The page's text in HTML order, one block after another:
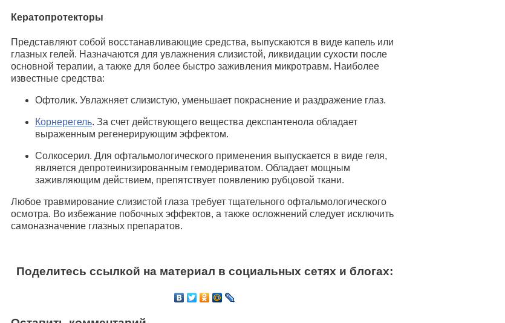
Кератопротекторы
Представляют собой восстанавливающие средства, выпускаются в виде капель или
глазных гелей. Назначаются для увлажнения слизистой, ликвидации сухости после
основной терапии, а также для более быстро заживления микротравм. Наиболее
известные средства:
Офтолик. Увлажняет слизистую, уменьшает покраснение и раздражение глаз.
Корнерегель. За счет действующего вещества декспантенола обладает
выраженным регенерирующим эффектом.
Солкосерил. Для офтальмологического применения выпускается в виде геля,
является депротеинизированным гемодериватом. Обладает мощным
заживляющим действием, препятствует появлению рубцовой ткани.
Любое травмирование слизистой глаза требует тщательного офтальмологического
осмотра. Во избежание побочных эффектов, а также осложнений следует исключить
самоназначение глазных препаратов.
Поделитесь ссылкой на материал в социальных сетях и блогах: